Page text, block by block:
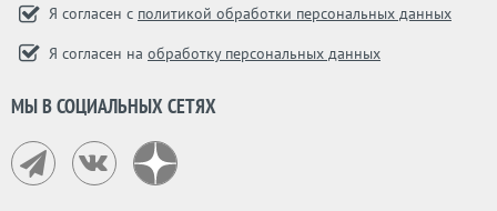
Я согласен с политикой обработки персональных данных
Я согласен на обработку персональных данных
МЫ В СОЦИАЛЬНЫХ СЕТЯХ